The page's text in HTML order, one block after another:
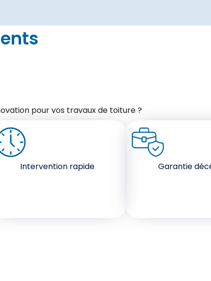
pour vos travaux de toiture ?
Intervention rapide Garantie